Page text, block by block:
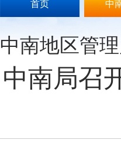
首页 中
中南地区管
中南局召
Alt
浪
键
模